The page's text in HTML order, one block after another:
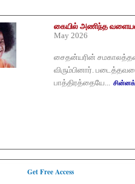
கையில் அணிந்த
May 2026
சைதன்யரின்
விரும்பினார்.
பாத்திரத்தையே...
Get Free Access